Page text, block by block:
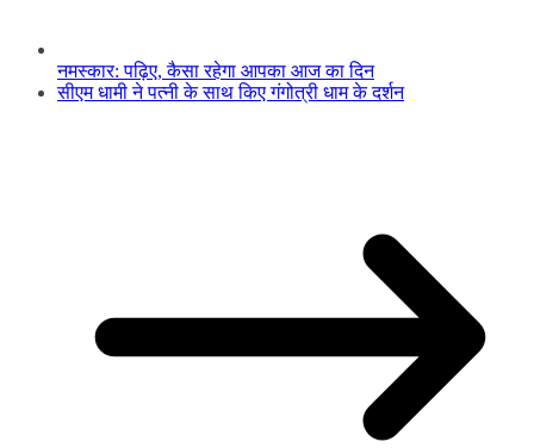
नमस्कार: पढ़िए, कैसा रहेगा आपका आज का दिन
सीएम धामी ने पत्नी के साथ किए गंगोत्री धाम के दर्शन